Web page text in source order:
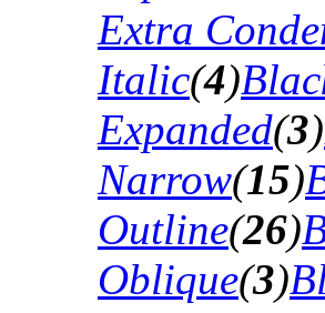
Extra
Italic(4)
Expanded(3)
Narrow(15)
Outline(26)
Oblique(3)